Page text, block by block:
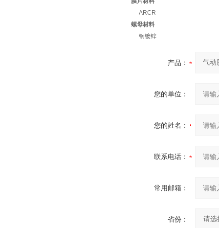
ARCR
螺母材料
钢镀锌
产品：
您的单位：
您的姓名：
联系电话：
常用邮箱：
省份：